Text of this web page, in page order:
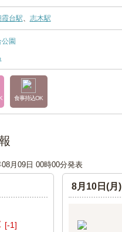
霞台駅、 志木駅
園
食事持込OK
08月09日 00時00分発表
[-1]
8月10日(月)